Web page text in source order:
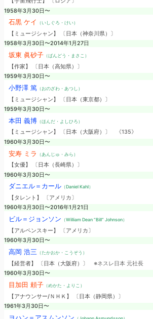
1958年3月30日〜
石黒 ケイ （いしぐろ・けい）
【ミュージシャン】 〔日本（神奈川県）〕
1958年3月30日〜2014年1月27日
坂東 眞砂子（ばんどう・まさこ）
【作家】 〔日本（高知県）〕
1959年3月30日〜
小野澤 篤（おのざわ・あつし）
【ミュージシャン】 〔日本（東京都）〕
1959年3月30日〜
本田 義博（ほんだ・よしひろ）
【ミュージシャン】 〔日本（大阪府）〕
《135》
1960年3月30日〜
安寿 ミラ （あんじゅ・みら）
【女優】 〔日本（長崎県）〕
1960年3月30日〜
ダニエル＝カール（Daniel Kahl）
【タレント】 〔アメリカ〕
1960年3月30日〜2016年1月21日
ビル＝ジョンソン （William Dean “Bill” Johnson）
【アルペンスキー】 〔アメリカ〕
1960年3月30日〜
高岡 浩三 （たかおか・こうぞう）
【経営者】 〔日本（大阪府）〕 ※ネスレ日本 元社長
1960年3月30日〜
目加田 頼子（めかた・よりこ）
【アナウンサー/ＮＨＫ】 〔日本（静岡県）〕
1961年3月30日〜
ヨハン＝アスムンソン